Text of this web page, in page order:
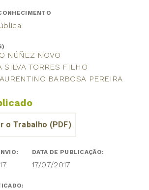
NÚÑEZ NOVO
SILVA TORRES FILHO
BARBOSA PEREIRA
DATA DE PUBLICAÇÃO:
17/07/2017